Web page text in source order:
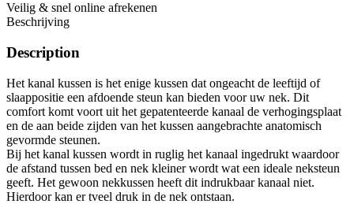
Veilig & snel online afrekenen
Beschrijving
Description
Het kanal kussen is het enige kussen dat ongeacht de leeftijd of
slaappositie een afdoende steun kan bieden voor uw nek. Dit
comfort komt voort uit het gepatenteerde kanaal de verhogingsplaat
en de aan beide zijden van het kussen aangebrachte anatomisch
gevormde steunen.
Bij het kanal kussen wordt in ruglig het kanaal ingedrukt waardoor
de afstand tussen bed en nek kleiner wordt wat een ideale neksteun
geeft. Het gewoon nekkussen heeft dit indrukbaar kanaal niet.
Hierdoor kan er tveel druk in de nek ontstaan.